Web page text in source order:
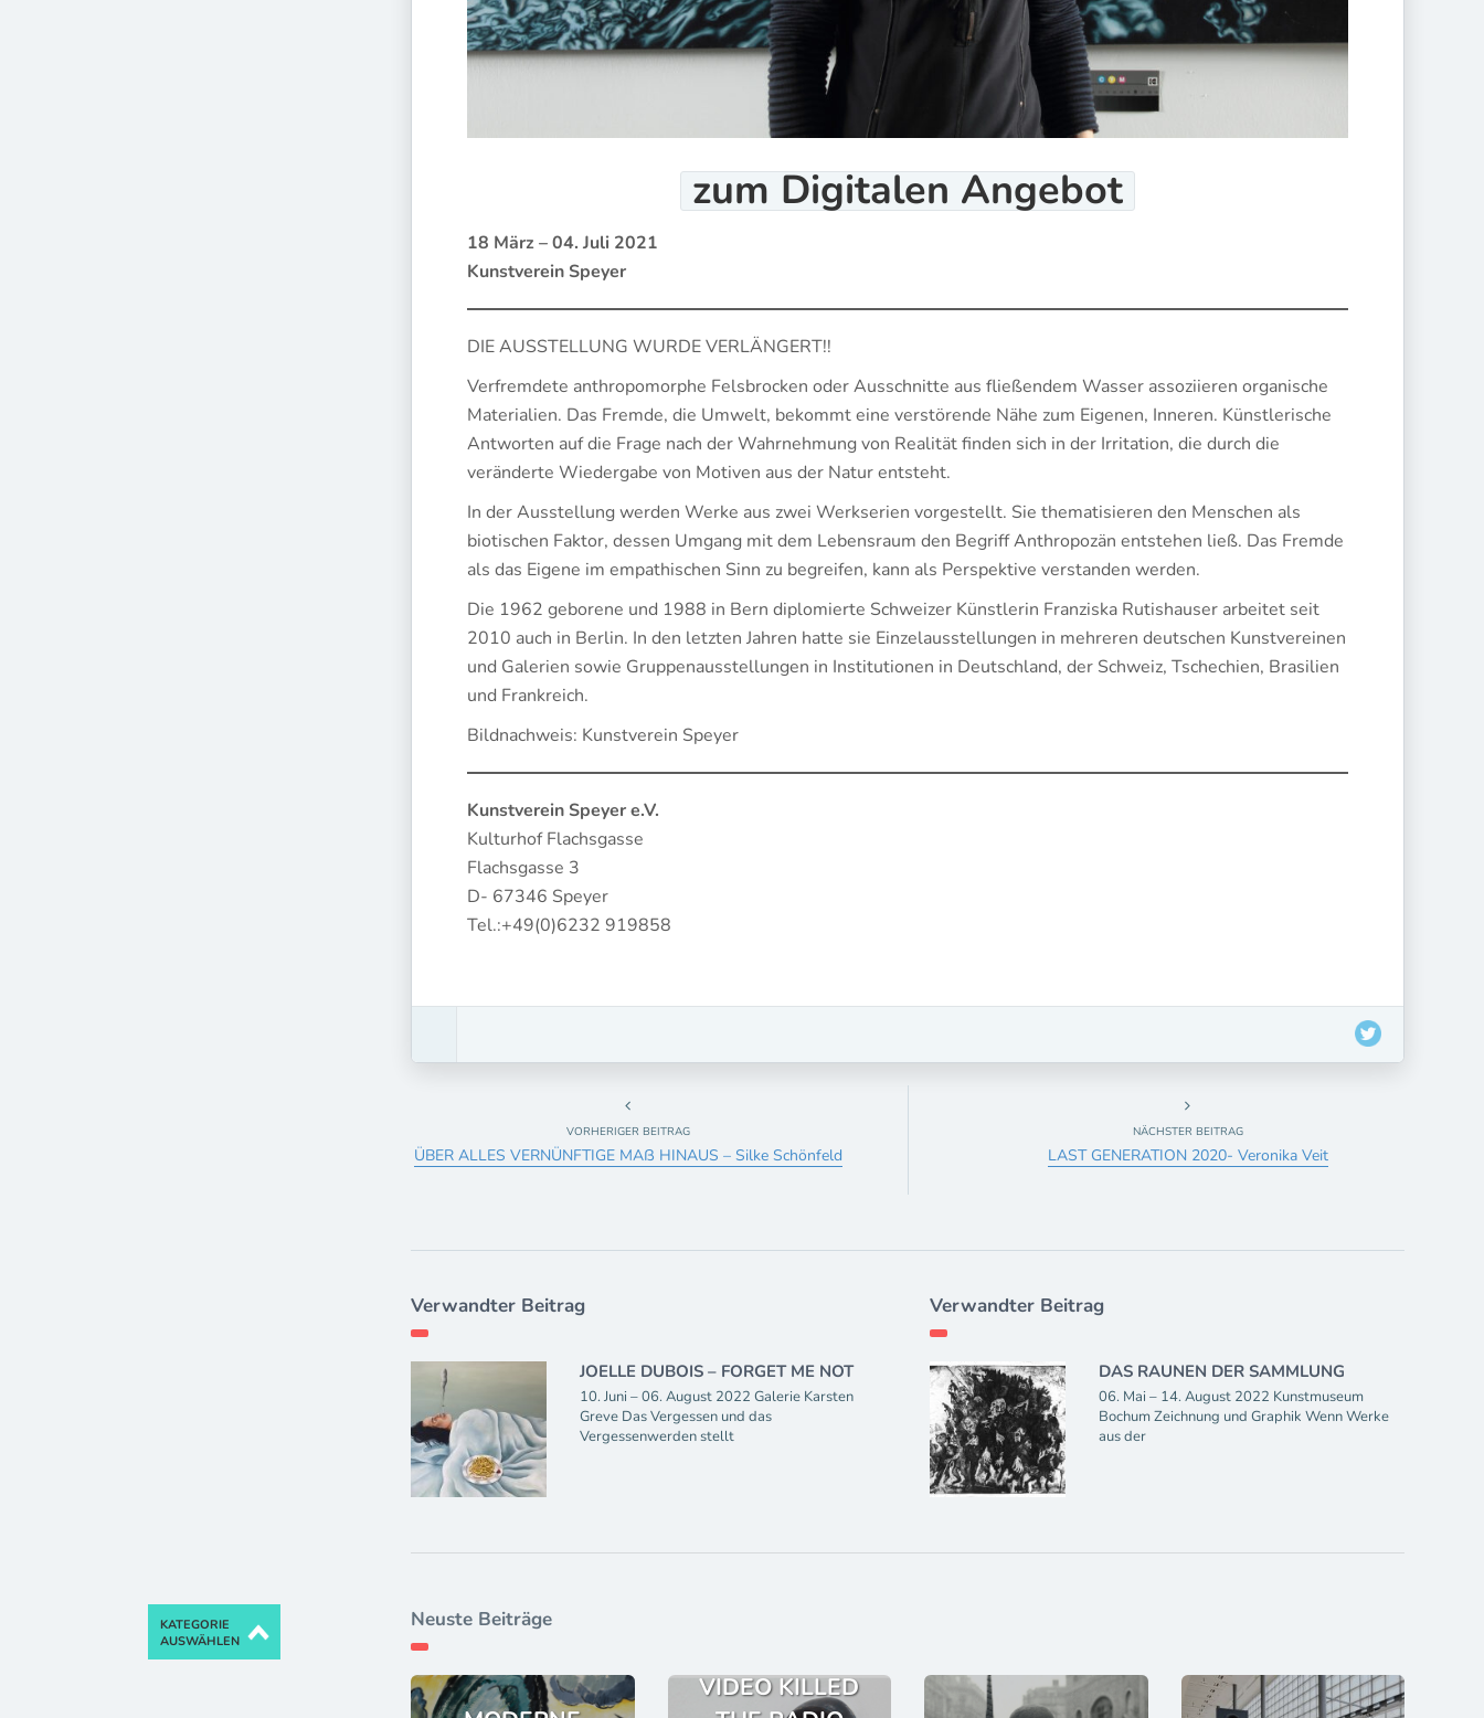
zum Digitalen Angebot
18 März – 04. Juli 2021
Kunstverein Speyer
DIE AUSSTELLUNG WURDE VERLÄNGERT!!
Verfremdete anthropomorphe Felsbrocken oder Ausschnitte aus fließendem Wasser assoziieren organische
Materialien. Das Fremde, die Umwelt, bekommt eine verstörende Nähe zum Eigenen, Inneren. Künstlerische
Antworten auf die Frage nach der Wahrnehmung von Realität finden sich in der Irritation, die durch die
veränderte Wiedergabe von Motiven aus der Natur entsteht.
In der Ausstellung werden Werke aus zwei Werkserien vorgestellt. Sie thematisieren den Menschen als
biotischen Faktor, dessen Umgang mit dem Lebensraum den Begriff Anthropozän entstehen ließ. Das Fremde
als das Eigene im empathischen Sinn zu begreifen, kann als Perspektive verstanden werden.
Die 1962 geborene und 1988 in Bern diplomierte Schweizer Künstlerin Franziska Rutishauser arbeitet seit
2010 auch in Berlin. In den letzten Jahren hatte sie Einzelausstellungen in mehreren deutschen Kunstvereinen
und Galerien sowie Gruppenausstellungen in Institutionen in Deutschland, der Schweiz, Tschechien, Brasilien
und Frankreich.
Bildnachweis: Kunstverein Speyer
Kunstverein Speyer e.V.
Kulturhof Flachsgasse
Flachsgasse 3
D- 67346 Speyer
Tel.:+49(0)6232 919858
VORHERIGER BEITRAG
ÜBER ALLES VERNÜNFTIGE MAß HINAUS – Silke Schönfeld
NÄCHSTER BEITRAG
LAST GENERATION 2020- Veronika Veit
Verwandter Beitrag
JOELLE DUBOIS – FORGET ME NOT
10. Juni – 06. August 2022 Galerie Karsten
Greve Das Vergessen und das
Vergessenwerden stellt
Verwandter Beitrag
DAS RAUNEN DER SAMMLUNG
06. Mai – 14. August 2022 Kunstmuseum
Bochum Zeichnung und Graphik Wenn Werke
aus der
Neuste Beiträge
VIDEO KILLED
KATEGORIE
AUSWÄHLEN